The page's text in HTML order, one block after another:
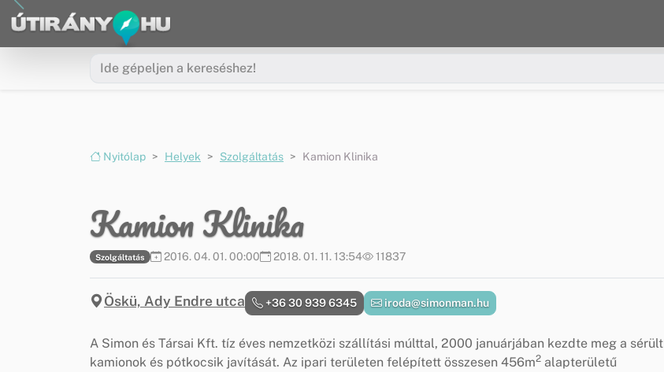
Ugrás a menüre
Ugrás a tartalomra
Nyitólap Helyek Szolgáltatás Kamion Klinika
Kamion Klinika
Szolgáltatás 2016. 04. 01. 00:00 2018. 01. 11. 13:54 11837
Öskü, Ady Endre utca +36 30 939 6345 iroda@simonman.hu
A Simon és Társai Kft. tíz éves nemzetközi szállítási múlttal, 2000 januárjában kezdte meg a sérült
kamionok és pótkocsik javítását. Az ipari területen felépített összesen 456m2 alapterületű